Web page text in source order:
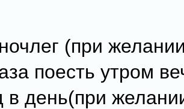
(при
поесть утром
в день(при